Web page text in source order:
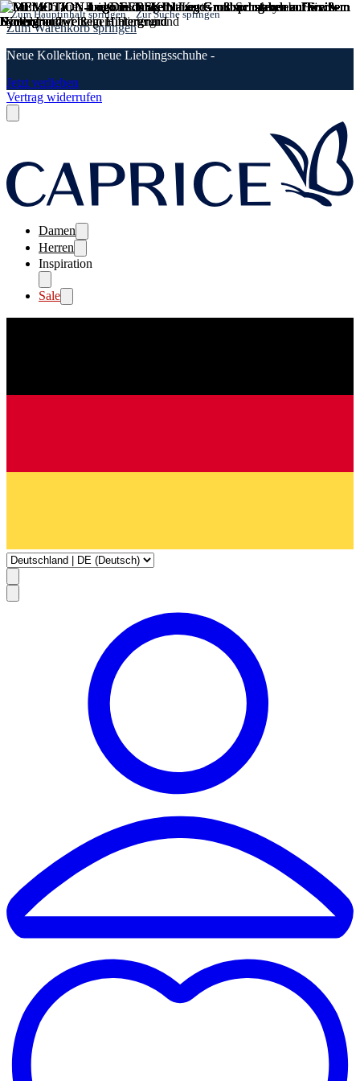
Zum Hauptinhalt springen Zur Suche springen
Zum Warenkorb springen
Neue Kollektion, neue Lieblingsschuhe -
Jetzt verlieben
Vertrag widerrufen
Damen
Herren
Inspiration
Sale